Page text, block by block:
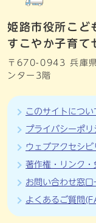
姫路市役所こど
すこやか子育て
〒670-0943 兵庫
ンター3階
このサイトについ
プライバシーポリ
ウェブアクセシ
著作権・リンク・
お問い合わせ窓口
よくあるご質問